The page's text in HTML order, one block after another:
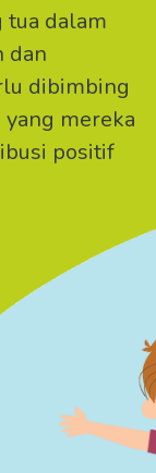
tua dalam
dan
dibimbing
mereka
positif